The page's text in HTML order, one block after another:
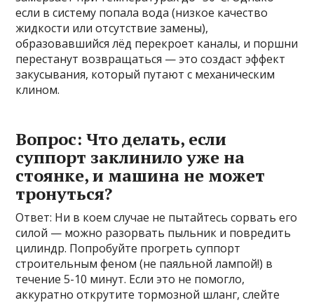
если в систему попала вода (низкое качество
жидкости или отсутствие замены),
образовавшийся лёд перекроет каналы, и поршни
перестанут возвращаться — это создаст эффект
закусывания, который путают с механическим
клином.
Вопрос: Что делать, если
суппорт заклинило уже на
стоянке, и машина не может
тронуться?
Ответ: Ни в коем случае не пытайтесь сорвать его
силой — можно разорвать пыльник и повредить
цилиндр. Попробуйте прогреть суппорт
строительным феном (не паяльной лампой!) в
течение 5-10 минут. Если это не помогло,
аккуратно открутите тормозной шланг, слейте